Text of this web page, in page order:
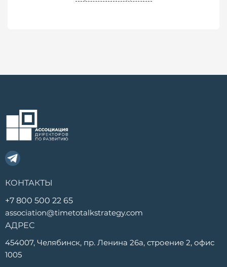
КОНТАКТЫ
+7 800 500 22 65
association@timetotalkstrategy.com
АДРЕС
454007, Челябинск, пр. Ленина 26а, строение 2, офис
1005